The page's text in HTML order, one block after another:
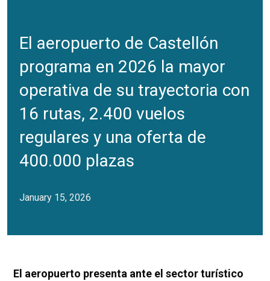
El aeropuerto de Castellón
programa en 2026 la mayor
operativa de su trayectoria con
16 rutas, 2.400 vuelos
regulares y una oferta de
400.000 plazas
January 15, 2026
El aeropuerto presenta ante el sector turístico